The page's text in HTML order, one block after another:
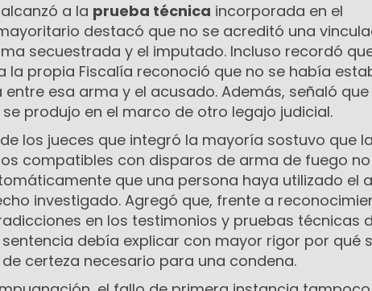
a la prueba técnica incorporada en el
destacó que no se acreditó una
secuestrada y el imputado. Incluso recordó
la propia Fiscalía reconoció que no se había
esa arma y el acusado. Además, señaló que
produjo en el marco de otro legajo judicial.
los jueces que integró la mayoría sostuvo que la
compatibles con disparos de arma de fuego no
que una persona haya utilizado el
investigado. Agregó que, frente a
en los testimonios y pruebas técnicas
debía explicar con mayor rigor por qué
certeza necesario para una condena.